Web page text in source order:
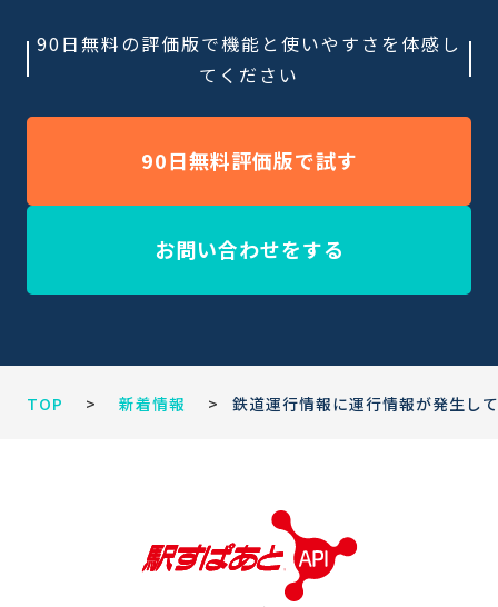
90日無料の評価版で機能と使いやすさを体感し
てください
90日無料評価版で試す
お問い合わせをする
TOP > 新着情報 > 鉄道運行情報に運行情報が発生し